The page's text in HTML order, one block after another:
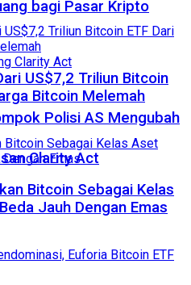
bagi Pasar Kripto
Polisi AS Mengubah
Clarity Act
US$7,2 Triliun Bitcoin
Bitcoin Melemah
Bitcoin Sebagai Kelas
Jauh Dengan Emas